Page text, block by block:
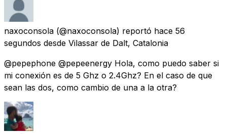
naxoconsola (@naxoconsola) reportó hace 56
segundos desde Vilassar de Dalt, Catalonia
@pepephone @pepeenergy Hola, como puedo saber si
mi conexión es de 5 Ghz o 2.4Ghz? En el caso de que
sean las dos, como cambio de una a la otra?